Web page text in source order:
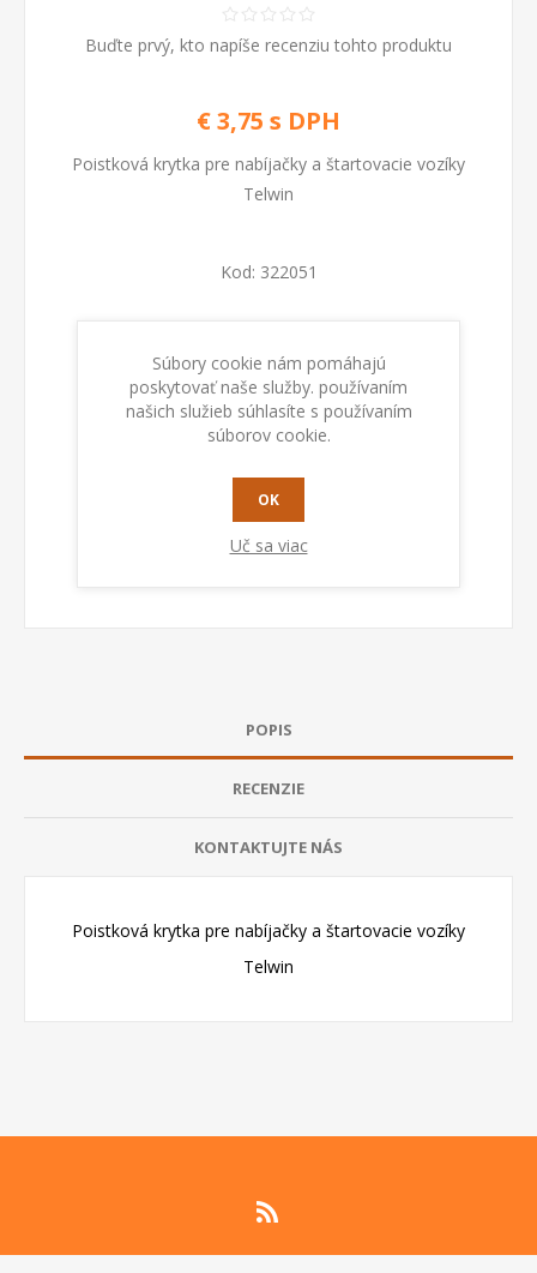
Buďte prvý, kto napíše recenziu tohto produktu
€ 3,75 s DPH
Poistková krytka pre nabíjačky a štartovacie vozíky
Telwin
Kod: 322051
PRIDAŤ DO KOŠÍKA
POPIS
RECENZIE
KONTAKTUJTE NÁS
Poistková krytka pre nabíjačky a štartovacie vozíky
Telwin
Súbory cookie nám pomáhajú
poskytovať naše služby. používaním
našich služieb súhlasíte s používaním
súborov cookie.
OK
Uč sa viac